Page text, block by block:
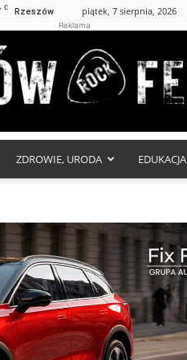
C Rzeszów piątek, 7 sierpnia, 2026
Reklama
ZDROWIE, URODA EDUKACJA